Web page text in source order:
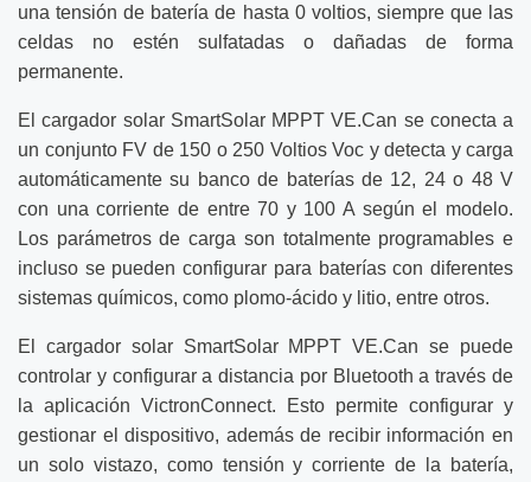
una tensión de batería de hasta 0 voltios, siempre que las
celdas no estén sulfatadas o dañadas de forma
permanente.
El cargador solar SmartSolar MPPT VE.Can se conecta a
un conjunto FV de 150 o 250 Voltios Voc y detecta y carga
automáticamente su banco de baterías de 12, 24 o 48 V
con una corriente de entre 70 y 100 A según el modelo.
Los parámetros de carga son totalmente programables e
incluso se pueden configurar para baterías con diferentes
sistemas químicos, como plomo-ácido y litio, entre otros.
El cargador solar SmartSolar MPPT VE.Can se puede
controlar y configurar a distancia por Bluetooth a través de
la aplicación VictronConnect. Esto permite configurar y
gestionar el dispositivo, además de recibir información en
un solo vistazo, como tensión y corriente de la batería,